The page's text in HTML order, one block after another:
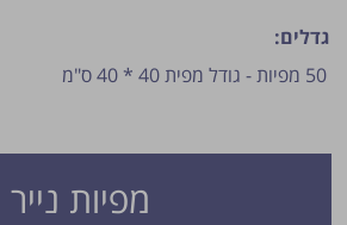
מפיות נייר
גדלים:
50 מפיות - גודל מפית 40 * 40 ס"מ
פרסום הטיפ מותנה לשיקול מנהל האתר.